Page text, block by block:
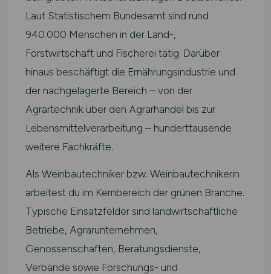
Laut Statistischem Bundesamt sind rund
940.000 Menschen in der Land-,
Forstwirtschaft und Fischerei tätig. Darüber
hinaus beschäftigt die Ernährungsindustrie und
der nachgelagerte Bereich – von der
Agrartechnik über den Agrarhandel bis zur
Lebensmittelverarbeitung – hunderttausende
weitere Fachkräfte.
Als Weinbautechniker bzw. Weinbautechnikerin
arbeitest du im Kernbereich der grünen Branche.
Typische Einsatzfelder sind landwirtschaftliche
Betriebe, Agrarunternehmen,
Genossenschaften, Beratungsdienste,
Verbände sowie Forschungs- und